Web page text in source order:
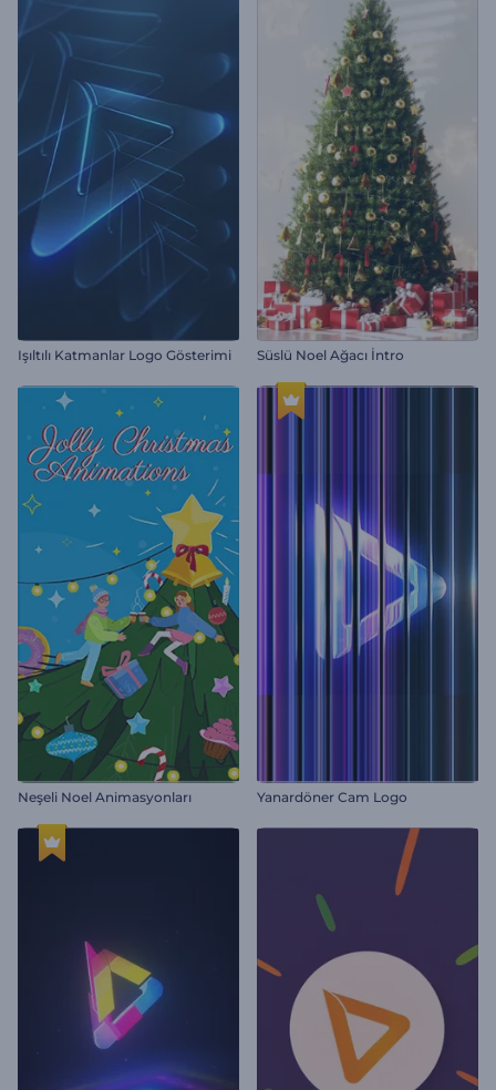
Işıltılı Katmanlar Logo Gösterimi Süslü Noel Ağacı İntro
Neşeli Noel Animasyonları Yanardöner Cam Logo